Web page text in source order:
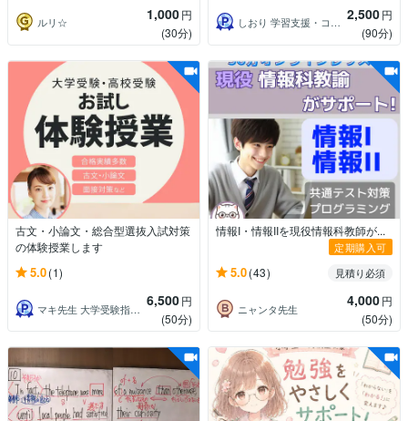
ルリ☆ 1,000円
(30分)
しおり 学習支援・コーチング 2,500円
(90分)
古文・小論文・総合型選抜入試対策
の体験授業します
5.0(1)
マキ先生 大学受験指導歴26年プロ講師 6,500円
(50分)
情報I・情報IIを現役情報科教師が...
定期購入可
5.0(43) 見積り必須
ニャンタ先生 4,000円
(50分)